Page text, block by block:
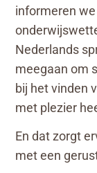
informeren
Nederlands
meegaan om
bij het vinden
met plezier
En dat zorgt
met een